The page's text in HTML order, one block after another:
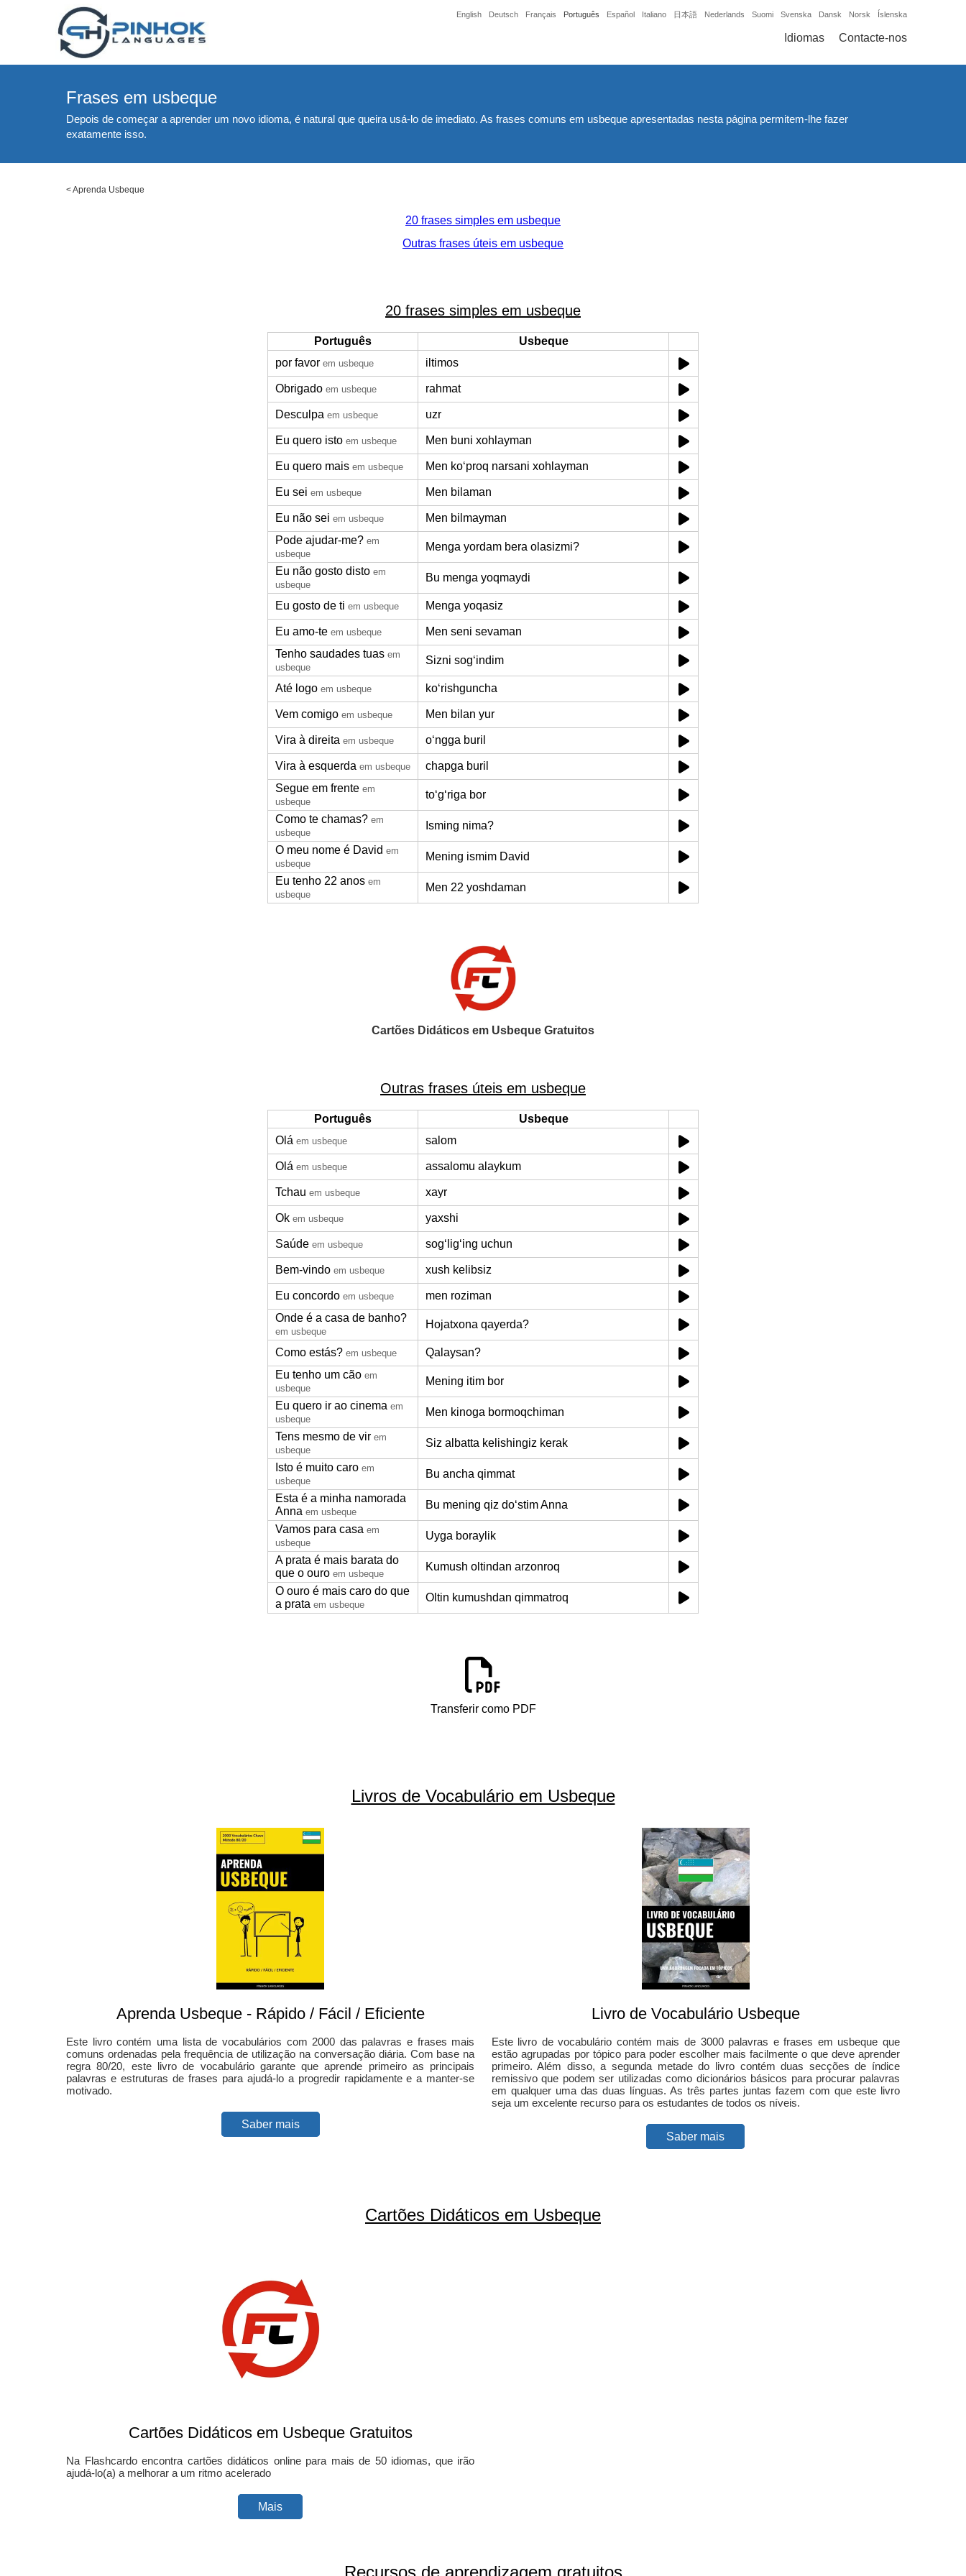
English Deutsch Français Português Español Italiano 日本語 Nederlands Suomi Svenska Dansk Norsk Íslenska
Idiomas Contacte-nos
Frases em usbeque
Depois de começar a aprender um novo idioma, é natural que queira usá-lo de imediato. As frases comuns em usbeque apresentadas nesta página permitem-lhe fazer
exatamente isso.
<Aprenda Usbeque
20 frases simples em usbeque
Outras frases úteis em usbeque
20 frases simples em usbeque
Português
Usbeque
por favor em usbeque iltimos
Obrigado em usbeque rahmat
Desculpa em usbeque uzr
Eu quero isto em usbeque Men buni xohlayman
Eu quero mais em usbeque Men koʻproq narsani xohlayman
Eu sei em usbeque Men bilaman
Eu não sei em usbeque
Men bilmayman
Pode ajudar-me? em
usbeque
Menga yordam bera olasizmi?
Eu não gosto disto em
usbeque
Bu menga yoqmaydi
Eu gosto de ti em usbeque Menga yoqasiz
Eu amo-te em usbeque
Men seni sevaman
Tenho saudades tuas em
usbeque
Sizni sogʻindim
Até logo em usbeque koʻrishguncha
Vem comigo em usbeque Men bilan yur
Vira à direita em usbeque oʻngga buril
Vira à esquerda em usbeque
chapga buril
Segue em frente em
usbeque
toʻgʻriga bor
Como te chamas? em
usbeque
Isming nima?
O meu nome é David em
usbeque
Mening ismim David
Eu tenho 22 anos em
usbeque
Men 22 yoshdaman
Cartões Didáticos em Usbeque Gratuitos
Outras frases úteis em usbeque
Português
Usbeque
Olá em usbeque salom
Olá em usbeque assalomu alaykum
Tchau em usbeque xayr
Ok em usbeque yaxshi
Saúde em usbeque sogʻligʻing uchun
Bem-vindo em usbeque xush kelibsiz
Eu concordo em usbeque
men roziman
Onde é a casa de banho?
em usbeque
Hojatxona qayerda?
Como estás? em usbeque
Qalaysan?
Eu tenho um cão em
usbeque
Mening itim bor
Eu quero ir ao cinema em
usbeque
Men kinoga bormoqchiman
Tens mesmo de vir em
usbeque
Siz albatta kelishingiz kerak
Isto é muito caro em
usbeque
Bu ancha qimmat
Esta é a minha namorada
Anna em usbeque
Bu mening qiz doʻstim Anna
Vamos para casa em
usbeque
Uyga boraylik
A prata é mais barata do
que o ouro em usbeque
Kumush oltindan arzonroq
O ouro é mais caro do que
a prata em usbeque
Oltin kumushdan qimmatroq
Transferir como PDF
Livros de Vocabulário em Usbeque
Aprenda Usbeque - Rápido / Fácil / Eficiente
Este livro contém uma lista de vocabulários com 2000 das palavras e frases mais
comuns ordenadas pela frequência de utilização na conversação diária. Com base na
regra 80/20, este livro de vocabulário garante que aprende primeiro as principais
palavras e estruturas de frases para ajudá-lo a progredir rapidamente e a manter-se
motivado.
Saber mais
Livro de Vocabulário Usbeque
Este livro de vocabulário contém mais de 3000 palavras e frases em usbeque que
estão agrupadas por tópico para poder escolher mais facilmente o que deve aprender
primeiro. Além disso, a segunda metade do livro contém duas secções de índice
remissivo que podem ser utilizadas como dicionários básicos para procurar palavras
em qualquer uma das duas línguas. As três partes juntas fazem com que este livro
seja um excelente recurso para os estudantes de todos os níveis.
Saber mais
Cartões Didáticos em Usbeque
Cartões Didáticos em Usbeque Gratuitos
Na Flashcardo encontra cartões didáticos online para mais de 50 idiomas, que irão
ajudá-lo(a) a melhorar a um ritmo acelerado
Mais
Recursos de aprendizagem gratuitos